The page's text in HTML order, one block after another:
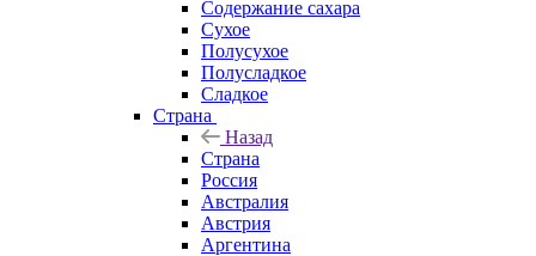
Содержание сахара
Сухое
Полусухое
Полусладкое
Сладкое
Страна
Назад
Страна
Россия
Австралия
Австрия
Аргентина